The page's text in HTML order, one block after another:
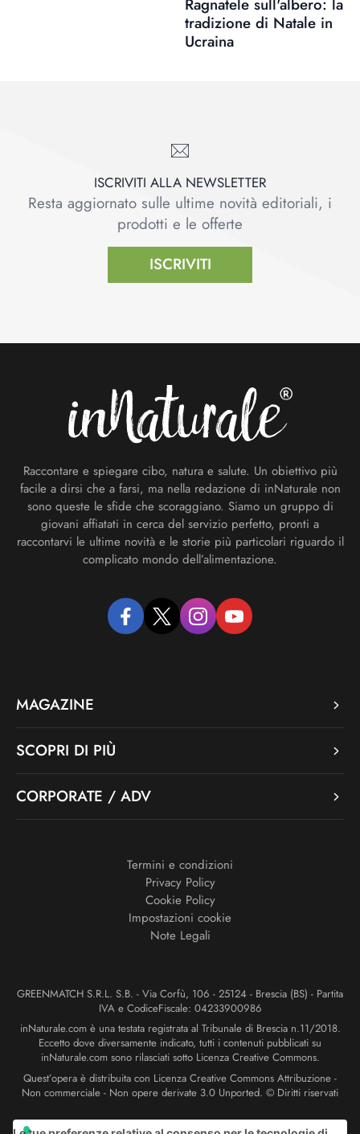
tradizione di Natale in
Ucraina
ISCRIVITI ALLA NEWSLETTER
Resta aggiornato sulle ultime novità editoriali, i
prodotti e le offerte
ISCRIVITI
Raccontare e spiegare cibo, natura e salute. Un obiettivo più
facile a dirsi che a farsi, ma nella redazione di inNaturale non
sono queste le sfide che scoraggiano. Siamo un gruppo di
giovani affiatati in cerca del servizio perfetto, pronti a
raccontarvi le ultime novità e le storie più particolari riguardo il
complicato mondo dell’alimentazione.
facebooktwitter instagramyoutube
MAGAZINE
SCOPRI DI PIÙ
CORPORATE / ADV
Termini e condizioni
Privacy Policy
Cookie Policy
Impostazioni cookie
Note Legali
GREENMATCH S.R.L. S.B. - Via Corfù, 106 - 25124 - Brescia (BS) - Partita
IVA e CodiceFiscale: 04233900986
inNaturale.com è una testata registrata al Tribunale di Brescia n.11/2018.
Eccetto dove diversamente indicato, tutti i contenuti pubblicati su
inNaturale.com sono rilasciati sotto Licenza Creative Commons.
Quest’opera è distribuita con Licenza Creative Commons Attribuzione -
Non commerciale - Non opere derivate 3.0 Unported. © Diritti riservati